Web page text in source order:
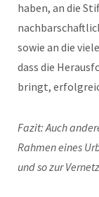
haben, an die
sowie an die
dass die
bringt,
Fazit: Auch
Rahmen eines
und so zur